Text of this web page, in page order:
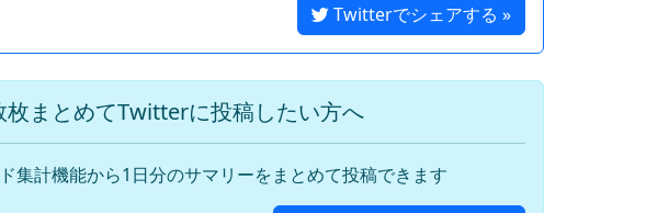
Twitterでシェアする »
枚まとめてTwitterに投稿したい方へ
集計機能から1日分のサマリーをまとめて投稿できます